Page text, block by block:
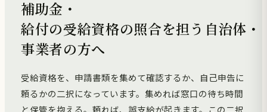
補助金・
給付の受給資格の照合を担う自治体・
事業者の方へ
受給資格を、申請書類を集めて確認するか、自己申告に
頼るかの二択になっています。集めれば窓口の待ち時間